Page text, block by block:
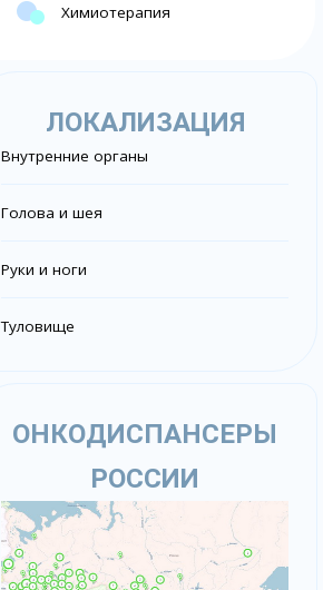
Химиотерапия
ЛОКАЛИЗАЦИЯ
Внутренние органы
Голова и шея
Руки и ноги
Туловище
ОНКОДИСПАНСЕРЫ
РОССИИ